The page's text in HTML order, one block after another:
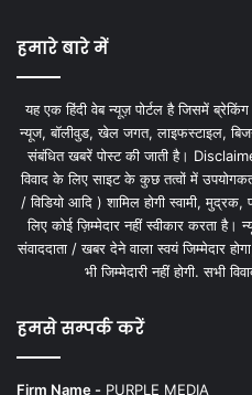
हमारे बारे में
यह एक हिंदी वेब न्यूज़ पोर्टल है जिसमें
न्यूज, बॉलीवुड, खेल जगत, लाइफस्टाइल,
संबंधित खबरें पोस्ट की जाती है।
विवाद के लिए साइट के कुछ तत्वों में
/ विडियो आदि ) शामिल होगी स्वामी,
लिए कोई ज़िम्मेदार नहीं स्वीकार करता है।
संवाददाता / खबर देने वाला स्वयं जिम्मेदार
भी जिम्मेदारी नहीं होगी. सभी
हमसे सम्पर्क करें
Firm Name - PURPLE MEDIA